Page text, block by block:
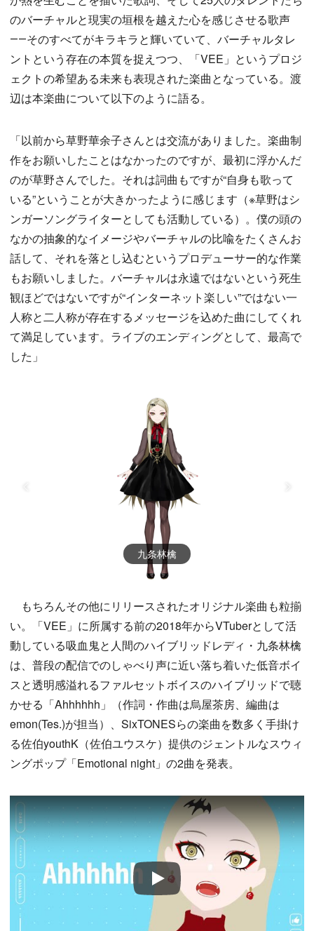
のバーチャルと現実の垣根を越えた心を感じさせる歌声
――そのすべてがキラキラと輝いていて、バーチャルタレ
ントという存在の本質を捉えつつ、「VEE」というプロジ
ェクトの希望ある未来も表現された楽曲となっている。渡
辺は本楽曲について以下のように語る。
「以前から草野華余子さんとは交流がありました。楽曲制
作をお願いしたことはなかったのですが、最初に浮かんだ
のが草野さんでした。それは詞曲もですが“自身も歌って
いる”ということが大きかったように感じます（※草野はシ
ンガーソングライターとしても活動している）。僕の頭の
なかの抽象的なイメージやバーチャルの比喩をたくさんお
話して、それを落とし込むというプロデューサー的な作業
もお願いしました。バーチャルは永遠ではないという死生
観ほどではないですが“インターネット楽しい”ではない一
人称と二人称が存在するメッセージを込めた曲にしてくれ
て満足しています。ライブのエンディングとして、最高で
した」
九条林檎
もちろんその他にリリースされたオリジナル楽曲も粒揃
い。「VEE」に所属する前の2018年からVTuberとして活
動している吸血鬼と人間のハイブリッドレディ・九条林檎
は、普段の配信でのしゃべり声に近い落ち着いた低音ボイ
スと透明感溢れるファルセットボイスのハイブリッドで聴
かせる「Ahhhhhh」（作詞・作曲は烏屋茶房、編曲は
emon(Tes.)が担当）、SixTONESらの楽曲を数多く手掛け
る佐伯youthK（佐伯ユウスケ）提供のジェントルなスウィ
ングポップ「Emotional night」の2曲を発表。
Play